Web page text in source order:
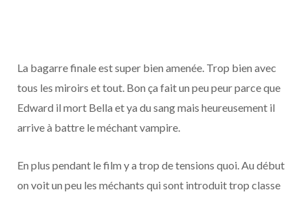
La bagarre finale est super bien amenée. Trop bien avec
tous les miroirs et tout. Bon ça fait un peu peur parce que
Edward il mort Bella et ya du sang mais heureusement il
arrive à battre le méchant vampire.
En plus pendant le film y a trop de tensions quoi. Au début
on voit un peu les méchants qui sont introduit trop classe